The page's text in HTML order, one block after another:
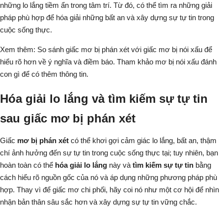
những lo lắng tiềm ẩn trong tâm trí. Từ đó, có thể tìm ra những giải
pháp phù hợp để hóa giải những bất an và xây dựng sự tự tin trong
cuộc sống thực.
Xem thêm: So sánh giấc mơ bị phán xét với giấc mơ bị nói xấu để
hiểu rõ hơn về ý nghĩa và điềm báo. Tham khảo mơ bị nói xấu đánh
con gì để có thêm thông tin.
Hóa giải lo lắng và tìm kiếm sự tự tin
sau giấc mơ bị phán xét
Giấc mơ bị phán xét có thể khơi gợi cảm giác lo lắng, bất an, thậm
chí ảnh hưởng đến sự tự tin trong cuộc sống thực tại; tuy nhiên, bạn
hoàn toàn có thể hóa giải lo lắng này và tìm kiếm sự tự tin bằng
cách hiểu rõ nguồn gốc của nó và áp dụng những phương pháp phù
hợp. Thay vì để giấc mơ chi phối, hãy coi nó như một cơ hội để nhìn
nhận bản thân sâu sắc hơn và xây dựng sự tự tin vững chắc.